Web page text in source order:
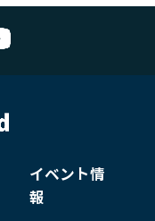
イベント情
報